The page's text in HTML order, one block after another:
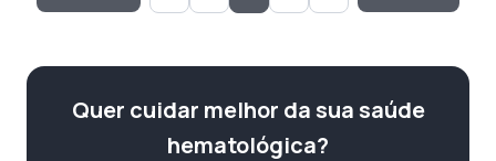
Quer cuidar melhor da sua saúde
hematológica?